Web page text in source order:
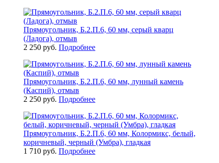
Прямоугольник, Б.2.П.6, 60 мм, серый кварц
(Ладога), отмыв
2 250 руб. Подробнее
Прямоугольник, Б.2.П.6, 60 мм, лунный камень
(Каспий), отмыв
2 250 руб. Подробнее
Прямоугольник, Б.2.П.6, 60 мм, Колормикс, белый,
коричневый, черный (Умбра), гладкая
1 710 руб. Подробнее